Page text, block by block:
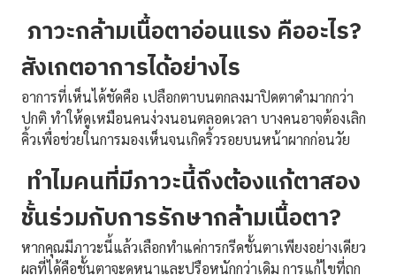
ภาวะกล้ามเนื้อตาอ่อนแรง คืออะไร?
สังเกตอาการได้อย่างไร
อาการที่เห็นได้ชัดคือ เปลือกตาบนตกลงมาปิดตาดำมากกว่า
ปกติ ทำให้ดูเหมือนคนง่วงนอนตลอดเวลา บางคนอาจต้องเลิก
คิ้วเพื่อช่วยในการมองเห็นจนเกิดริ้วรอยบนหน้าผากก่อนวัย
ทำไมคนที่มีภาวะนี้ถึงต้องแก้ตาสอง
ชั้นร่วมกับการรักษากล้ามเนื้อตา?
หากคุณมีภาวะนี้แล้วเลือกทำแค่การกรีดชั้นตาเพียงอย่างเดียว
ผลที่ได้คือชั้นตาจะดูหนาและปรือหนักกว่าเดิม การแก้ไขที่ถูก